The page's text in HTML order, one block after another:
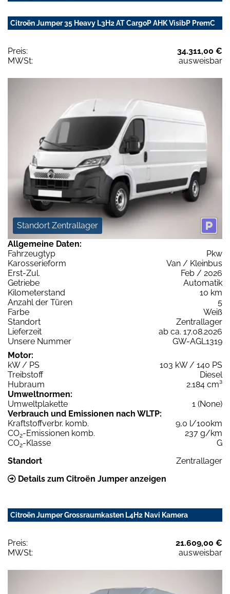
Citroën Jumper 35 Heavy L3H2 AT CargoP AHK VisibP PremC
Preis:
34.311,00 €
MWSt:
ausweisbar
Standort Zentrallager
Allgemeine Daten:
Fahrzeugtyp
Pkw
Karosserieform
Van / Kleinbus
Erst-Zul.
Feb / 2026
Getriebe
Automatik
Kilometerstand
10 km
Anzahl der Türen
5
Farbe
Weiß
Standort
Zentrallager
Lieferzeit
ab ca. 17.08.2026
Unsere Nummer
GW-AGL1319
Motor:
kW / PS
103 kW / 140 PS
Treibstoff
Diesel
Hubraum
2.184 cm³
Umweltnormen:
Umweltplakette
1 (None)
Verbrauch und Emissionen nach WLTP:
Kraftstoffverbr. komb.
9,0 l/100km
CO2-Emissionen komb.
237 g/km
CO2-Klasse
G
Standort
Zentrallager
Details zum Citroën Jumper anzeigen
Citroën Jumper Grossraumkasten L4H2 Navi Kamera
Preis:
21.609,00 €
MWSt:
ausweisbar